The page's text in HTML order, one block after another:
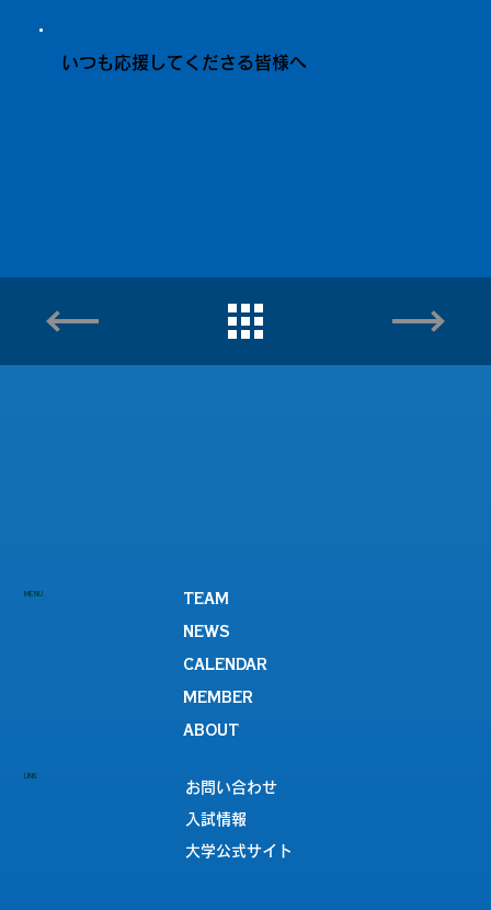
いつも応援してくださる皆様へ
MENU
TEAM
NEWS
CALENDAR
MEMBER
ABOUT
LINK
お問い合わせ
入試情報
大学公式サイト